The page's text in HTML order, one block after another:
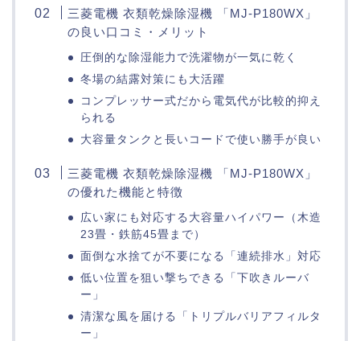
三菱電機 衣類乾燥除湿機 「MJ-P180WX」
の良い口コミ・メリット
圧倒的な除湿能力で洗濯物が一気に乾く
冬場の結露対策にも大活躍
コンプレッサー式だから電気代が比較的抑え
られる
大容量タンクと長いコードで使い勝手が良い
三菱電機 衣類乾燥除湿機 「MJ-P180WX」
の優れた機能と特徴
広い家にも対応する大容量ハイパワー（木造
23畳・鉄筋45畳まで）
面倒な水捨てが不要になる「連続排水」対応
低い位置を狙い撃ちできる「下吹きルーバ
ー」
清潔な風を届ける「トリプルバリアフィルタ
ー」